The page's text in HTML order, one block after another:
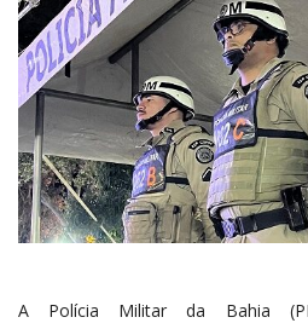
A Polícia Militar da Bahia